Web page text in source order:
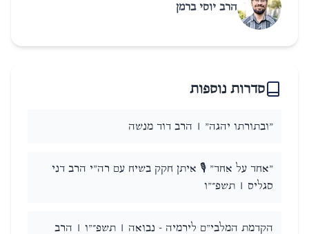
הרב יוסי ברמן
סדרות נוספות
"ובתורתו יהגה" | הרב דוד מנשה
"אחד על אחד" 🎙️ איתן חקק בשיח עם רה"י הרב דני
סגליס | תשפ״"ו
הקדמת המלבי"ם לירמיה - נבואה | תשפ״"ו | הרב